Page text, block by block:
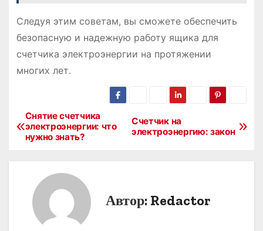
Следуя этим советам, вы сможете обеспечить
безопасную и надежную работу ящика для
счетчика электроэнергии на протяжении
многих лет․
Н
Счетчик на
электроэнергию: закон
Снятие счетчика
электроэнергии: что
нужно знать?
Автор: Redactor